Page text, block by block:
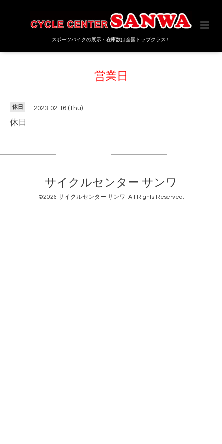
スポーツバイクの展示・在庫数は全国トップクラス！
営業日
休日 2023-02-16 (Thu)
休日
サイクルセンター サンワ
©2026 サイクルセンター サンワ. All Rights Reserved.